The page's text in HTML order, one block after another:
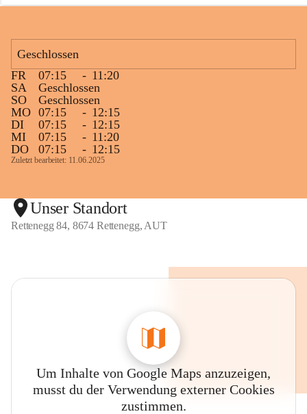
n
Geschlossen
FR
07:15 - 11:20
SA
Geschlossen
SO
Geschlossen
MO 07:15 - 12:15
DI
07:15 - 12:15
MI
07:15 - 11:20
DO
07:15 - 12:15
Zuletzt bearbeitet: 11.06.2025
Unser Standort
Rettenegg 84, 8674 Rettenegg, AUT
Um Inhalte von Google Maps anzuzeigen,
musst du der Verwendung externer Cookies
zustimmen.